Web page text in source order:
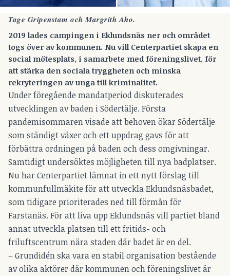
Tage Gripenstam och Margrith Aho.
2019 lades campingen i Eklundsnäs ner och området
togs över av kommunen. Nu vill Centerpartiet skapa en
social mötesplats, i samarbete med föreningslivet, för
att stärka den sociala tryggheten och minska
rekryteringen av unga till kriminalitet.
Under föregående mandatperiod diskuterades
utvecklingen av baden i Södertälje. Första
pandemisommaren visade att behoven ökar Södertälje
som ständigt växer och ett uppdrag gavs för att
förbättra ordningen på baden och dess omgivningar.
Samtidigt undersöktes möjligheten till nya badplatser.
Nu har Centerpartiet lämnat in ett nytt förslag till
kommunfullmäkite för att utveckla Eklundsnäsbadet,
som tidigare prioriterades ned till förmån för
Farstanäs. För att liva upp Eklundsnäs vill partiet bland
annat utveckla platsen till ett fritids- och
friluftscentrum nära staden där badet är en del.
– Grundidén ska vara en stabil organisation bestående
av olika aktörer där kommunen och föreningslivet är